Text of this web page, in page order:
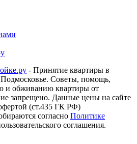
- Принятие квартиры в
Советы, помощь,
и обживанию квартиры от
запрещено. Данные цены на сайте
(ст.435 ГК РФ)
согласно Политике
соглашения.